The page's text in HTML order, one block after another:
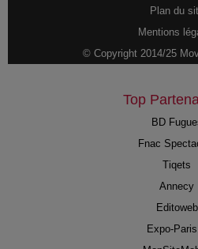
Plan du
Mentions
© Copyright 2014/25
Top
BD
Fnac
Tiqets
Annecy
Editoweb
Expo-